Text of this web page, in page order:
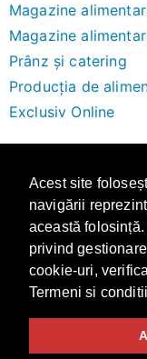
Acest site
navigării
această
privind
cookie-uri,
Termeni si conditii
Magazine
Magazine
Prânz și catering
Producția de
Exclusiv Online
Brand-uri
Altex
Termeni si